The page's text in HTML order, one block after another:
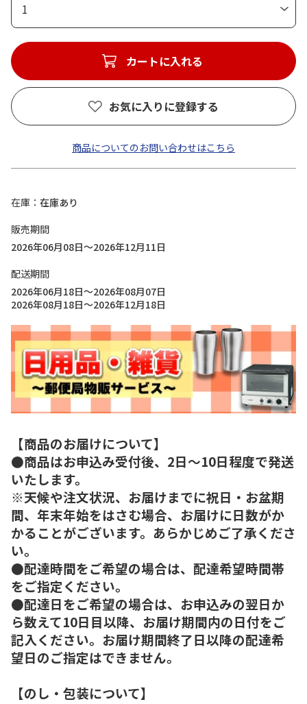
1
カートに入れる
お気に入りに登録する
商品についてのお問い合わせはこちら
在庫
在庫あり
販売期間
2026年06月08日～2026年12月11日
配送期間
2026年06月18日～2026年08月07日
2026年08月18日～2026年12月18日
【商品のお届けについて】
●商品はお申込み受付後、2日～10日程度で発送
いたします。
※天候や注文状況、お届けまでに祝日・お盆期
間、年末年始をはさむ場合、お届けに日数がか
かることがございます。あらかじめご了承くださ
い。
●配達時間をご希望の場合は、配達希望時間帯
をご指定ください。
●配達日をご希望の場合は、お申込みの翌日か
ら数えて10日目以降、お届け期間内の日付をご
記入ください。お届け期間終了日以降の配達希
望日のご指定はできません。
【のし・包装について】